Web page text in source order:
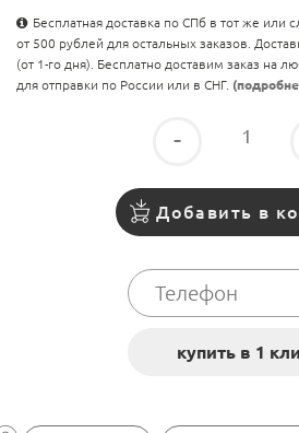
Бесплатная доставка по СПб в тот же или
от 500 рублей для остальных заказов.
(от 1-го дня). Бесплатно доставим заказ на
для отправки по России или в СНГ.
-
Добавить в